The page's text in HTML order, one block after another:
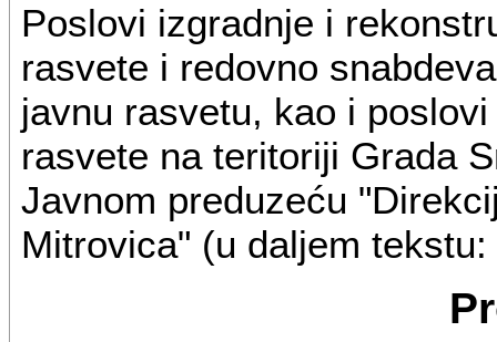
Poslovi izgradnje i
rasvete i redovno
javnu rasvetu, kao i
rasvete na teritoriji Grada
Javnom preduzeću
Mitrovica" (u daljem